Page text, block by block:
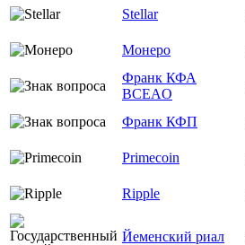
Stellar
Монеро
Франк КФА
BCEAO
Франк КФП
Primecoin
Ripple
Йеменский риал